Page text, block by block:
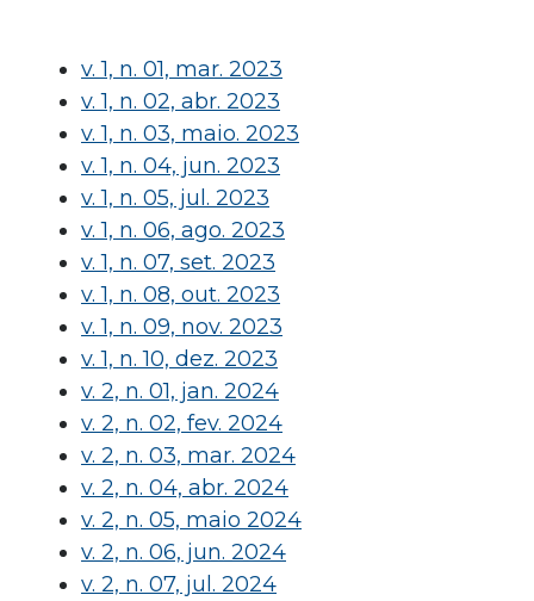
v. 1, n. 01, mar. 2023
v. 1, n. 02, abr. 2023
v. 1, n. 03, maio. 2023
v. 1, n. 04, jun. 2023
v. 1, n. 05, jul. 2023
v. 1, n. 06, ago. 2023
v. 1, n. 07, set. 2023
v. 1, n. 08, out. 2023
v. 1, n. 09, nov. 2023
v. 1, n. 10, dez. 2023
v. 2, n. 01, jan. 2024
v. 2, n. 02, fev. 2024
v. 2, n. 03, mar. 2024
v. 2, n. 04, abr. 2024
v. 2, n. 05, maio 2024
v. 2, n. 06, jun. 2024
v. 2, n. 07, jul. 2024